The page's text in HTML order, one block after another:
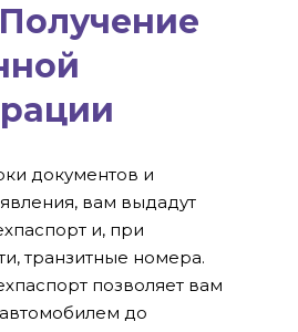
документов и
вам выдадут
и, при
транзитные номера.
позволяет вам
автомобилем до